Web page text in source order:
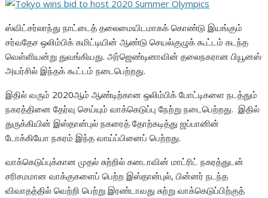
ஸ்விட்சர்லாந்து நாட்டைத் தலைமையிடமாகக் கொண்டு இயங்கும்
சர்வதேச ஒலிம்பிக் கமிட்டியின் ஆண்டு செயல்குழுக் கூட்டம் கடந்த
வெள்ளியன்று துவங்கியது. அர்ஜெண்டினாவின் தலைநகரான பியூனஸ்
அயர்சில் இந்தக் கூட்டம் நடைபெற்றது.
இதில் வரும் 2020ஆம் ஆண்டிற்கான ஒலிம்பிக் போட்டிகளை நடத்தும்
நகரத்தினை தேர்வு செய்யும் வாக்கெடுப்பு நேற்று நடைபெற்றது. இதில்
துருக்கியின் இஸ்தான்புல் நகரைத் தோற்கடித்து ஜப்பானின்
டோக்கியோ நகரம் இந்த வாய்ப்பினைப் பெற்றது.
வாக்கெடுப்புக்கான முதல் சுற்றில் கனடாவின் மாட்ரிட் நகரத்துடன்
சரிசமமான வாக்குகளைப் பெற்ற இஸ்தான்புல், பின்னர் நடந்த
விவாதத்தில் வெற்றி பெற்று இரண்டாவது சுற்று வாக்கெடுப்பிற்குத்